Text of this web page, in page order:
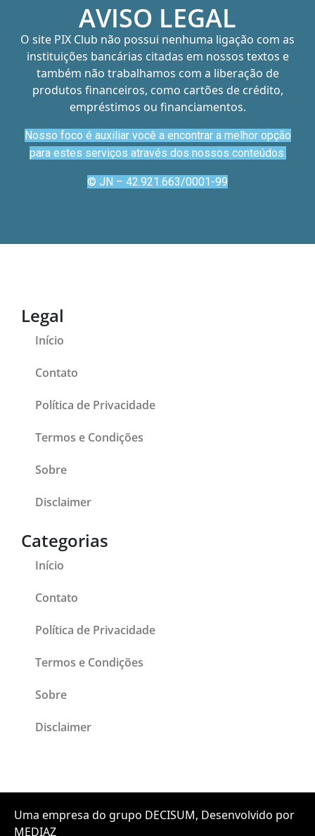
AVISO LEGAL
O site PIX Club não possui nenhuma ligação com as
instituições bancárias citadas em nossos textos e
também não trabalhamos com a liberação de
produtos financeiros, como cartões de crédito,
empréstimos ou financiamentos.
Nosso foco é auxiliar você a encontrar a melhor opção
para estes serviços através dos nossos conteúdos.
© JN – 42.921.663/0001-99
Legal
Início
Contato
Política de Privacidade
Termos e Condições
Sobre
Disclaimer
Categorias
Início
Contato
Política de Privacidade
Termos e Condições
Sobre
Disclaimer
Uma empresa do grupo DECISUM, Desenvolvido por
MEDIAZ